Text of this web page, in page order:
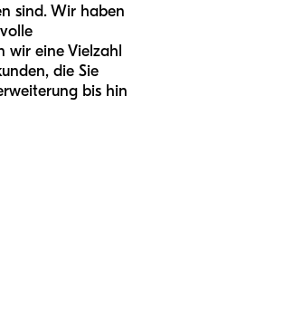
sind. Wir haben
wir eine Vielzahl
die Sie
bis hin